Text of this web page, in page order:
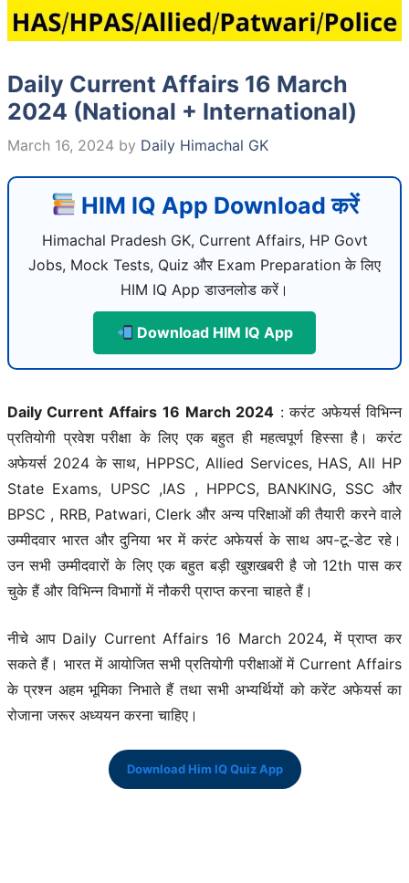
Daily Current Affairs 16 March
2024 (National + International)
March 16, 2024 by Daily Himachal GK
HIM IQ App Download करें
Himachal Pradesh GK, Current Affairs, HP Govt
Jobs, Mock Tests, Quiz और Exam Preparation के लिए
HIM IQ App डाउनलोड करें।
Download HIM IQ App
Daily Current Affairs 16 March 2024 : करंट अफेयर्स विभिन्न
प्रतियोगी प्रवेश परीक्षा के लिए एक बहुत ही महत्वपूर्ण हिस्सा है। करंट
अफेयर्स 2024 के साथ, HPPSC, Allied Services, HAS, All HP
State Exams, UPSC ,IAS , HPPCS, BANKING, SSC और
BPSC , RRB, Patwari, Clerk और अन्य परिक्षाओं की तैयारी करने वाले
उम्मीदवार भारत और दुनिया भर में करंट अफेयर्स के साथ अप-टू-डेट रहे।
उन सभी उम्मीदवारों के लिए एक बहुत बड़ी खुशखबरी है जो 12th पास कर
चुके हैं और विभिन्न विभागों में नौकरी प्राप्त करना चाहते हैं।
नीचे आप Daily Current Affairs 16 March 2024, में प्राप्त कर
सकते हैं। भारत में आयोजित सभी प्रतियोगी परीक्षाओं में Current Affairs
के प्रश्न अहम भूमिका निभाते हैं तथा सभी अभ्यर्थियों को करेंट अफेयर्स का
रोजाना जरूर अध्ययन करना चाहिए।
Download Him IQ Quiz App